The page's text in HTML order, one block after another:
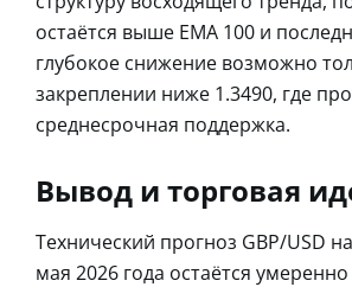
остаётся выше EMA 100 и
глубокое снижение возможно
закреплении ниже 1.3490, где
среднесрочная поддержка.
Вывод и торговая
Технический прогноз GBP/USD
мая 2026 года остаётся